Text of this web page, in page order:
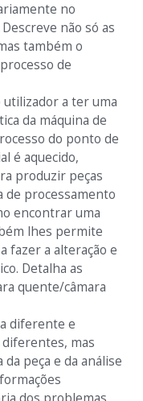
no
não só as
também o
de
a ter uma
da máquina de
do ponto de
é aquecido,
produzir peças
de processamento
encontrar uma
lhes permite
fazer a alteração e
Detalha as
quente/câmara
diferente e
mas
peça e da análise